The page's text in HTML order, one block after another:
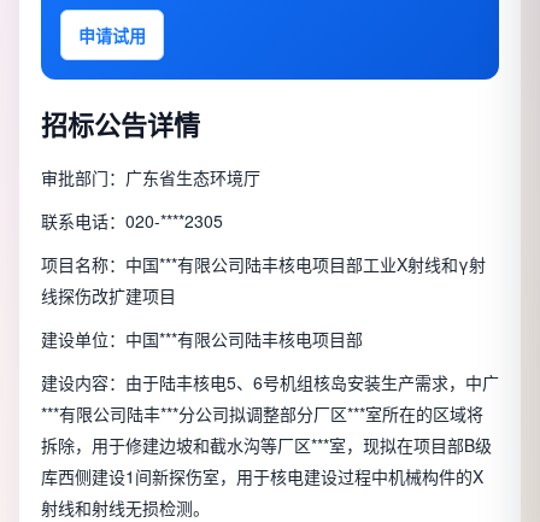
申请试用
招标公告详情
审批部门：广东省生态环境厅
联系电话：020-****2305
项目名称：中国***有限公司陆丰核电项目部工业X射线和γ射
线探伤改扩建项目
建设单位：中国***有限公司陆丰核电项目部
建设内容：由于陆丰核电5、6号机组核岛安装生产需求，中广
***有限公司陆丰***分公司拟调整部分厂区***室所在的区域将
拆除，用于修建边坡和截水沟等厂区***室，现拟在项目部B级
库西侧建设1间新探伤室，用于核电建设过程中机械构件的X
射线和射线无损检测。